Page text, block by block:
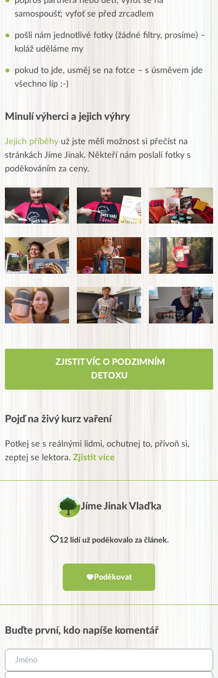
samospoušť; vyfoť se před zrcadlem
pošli nám jednotlivé fotky (žádné filtry, prosíme) –
koláž uděláme my
pokud to jde, usměj se na fotce – s úsměvem jde
všechno líp :-)
Minulí výherci a jejich výhry
Jejich příběhy už jste měli možnost si přečíst na
stránkách Jíme Jinak. Někteří nám poslali fotky s
poděkováním za ceny.
ZJISTIT VÍC O PODZIMNÍM
DETOXU
Pojď na živý kurz vaření
Potkej se s reálnými lidmi, ochutnej to, přivoň si,
zeptej se lektora. Zjistit více
Jíme Jinak Vlaďka
12 lidí už poděkovalo za článek.
Poděkovat
Buďte první, kdo napíše komentář